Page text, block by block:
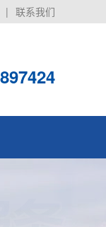
| 联系我们